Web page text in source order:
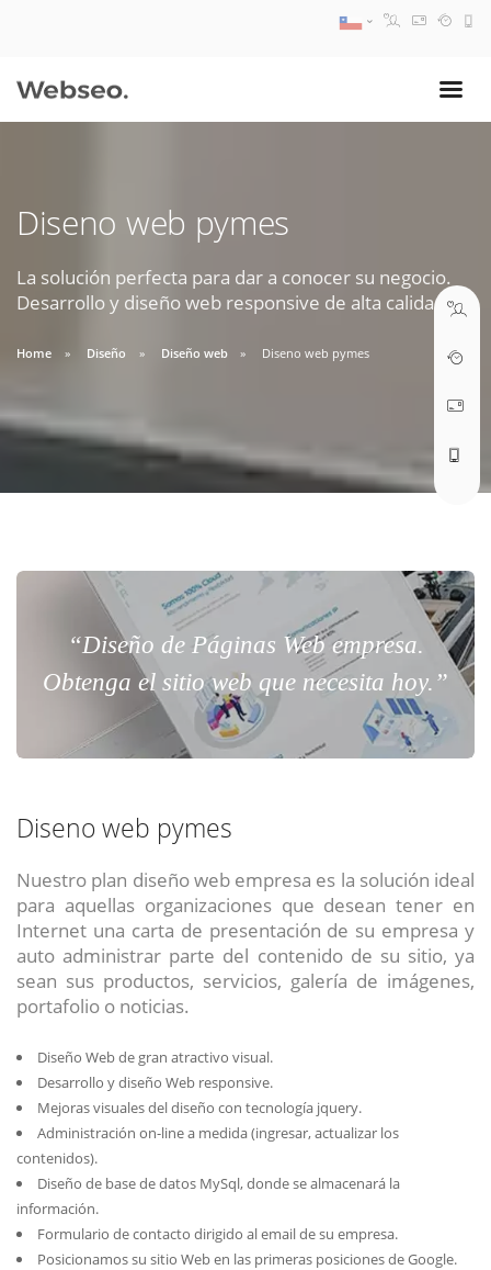
Diseno web pymes
La solución perfecta para dar a conocer su negocio.
Desarrollo y diseño web responsive de alta calidad.
Home Diseño Diseño web Diseno web pymes
“Diseño de Páginas Web empresa.
Obtenga el sitio web que necesita hoy.”
Diseno web pymes
Nuestro plan diseño web empresa es la solución ideal
para aquellas organizaciones que desean tener en
Internet una carta de presentación de su empresa y
auto administrar parte del contenido de su sitio, ya
sean sus productos, servicios, galería de imágenes,
portafolio o noticias.
Diseño Web de gran atractivo visual.
Desarrollo y diseño Web responsive.
Mejoras visuales del diseño con tecnología jquery.
Administración on-line a medida (ingresar, actualizar los
contenidos).
Diseño de base de datos MySql, donde se almacenará la
información.
Formulario de contacto dirigido al email de su empresa.
Posicionamos su sitio Web en las primeras posiciones de Google.
09:30 AM A 18:30 PM
soporte@webseo.cl